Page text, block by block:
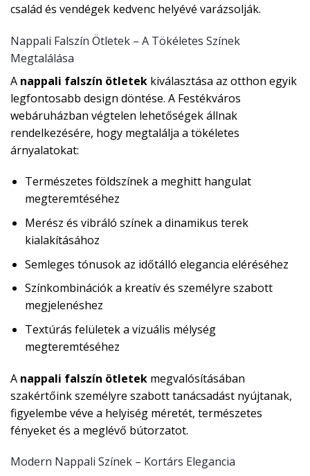
család és vendégek kedvenc helyévé varázsolják.
Nappali Falszín Ötletek – A Tökéletes Színek
Megtalálása
A nappali falszín ötletek kiválasztása az otthon egyik
legfontosabb design döntése. A Festékváros
webáruházban végtelen lehetőségek állnak
rendelkezésére, hogy megtalálja a tökéletes
árnyalatokat:
Természetes földszínek a meghitt hangulat
megteremtéséhez
Merész és vibráló színek a dinamikus terek
kialakításához
Semleges tónusok az időtálló elegancia eléréséhez
Színkombinációk a kreatív és személyre szabott
megjelenéshez
Textúrás felületek a vizuális mélység
megteremtéséhez
A nappali falszín ötletek megvalósításában
szakértőink személyre szabott tanácsadást nyújtanak,
figyelembe véve a helyiség méretét, természetes
fényeket és a meglévő bútorzatot.
Modern Nappali Színek – Kortárs Elegancia